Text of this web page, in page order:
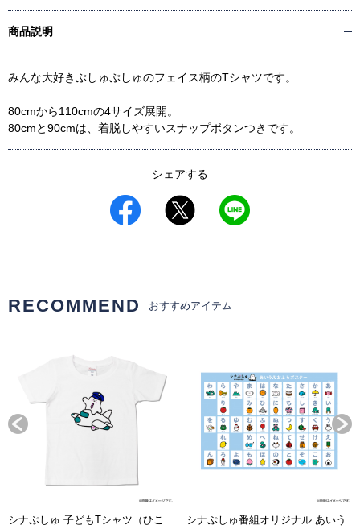
商品説明
みんな大好きぷしゅぷしゅのフェイス柄のTシャツです。
80cmから110cmの4サイズ展開。
80cmと90cmは、着脱しやすいスナップボタンつきです。
シェアする
RECOMMEND おすすめアイテム
シナぷしゅ 子どもTシャツ（ひこ
シナぷしゅ番組オリジナル あいう